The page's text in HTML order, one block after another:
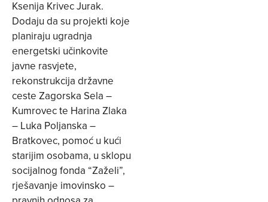
Ksenija Krivec Jurak.
Dodaju da su projekti koje
planiraju ugradnja
energetski učinkovite
javne rasvjete,
rekonstrukcija državne
ceste Zagorska Sela –
Kumrovec te Harina Zlaka
– Luka Poljanska –
Bratkovec, pomoć u kući
starijim osobama, u sklopu
socijalnog fonda “Zaželi”,
rješavanje imovinsko –